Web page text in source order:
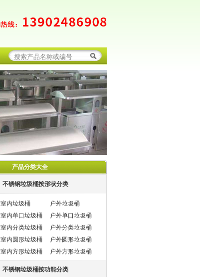
产品分类大全
不锈钢垃圾桶按形状分类
室内垃圾桶
户外垃圾桶
室内单口垃圾桶
户外单口垃圾桶
室内分类垃圾桶
户外分类垃圾桶
室内圆形垃圾桶
户外圆形垃圾桶
室内方形垃圾桶
户外方形垃圾桶
不锈钢垃圾桶按功能分类